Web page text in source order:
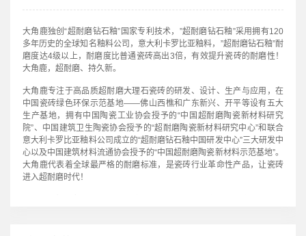
大角鹿独创“超耐磨钻石釉”国家专利技术，”超耐磨钻石釉”采用拥有120
多年历史的全球知名釉料公司，意大利卡罗比亚釉料，”超耐磨钻石釉”耐
磨度达4级以上，耐磨度比普通瓷砖高出3倍，有效提升瓷砖的耐磨性！
大角鹿，超耐磨、持久新。
大角鹿专注于高品质超耐磨大理石瓷砖的研发、设计、生产与应用，在
中国瓷砖绿色环保示范基地——佛山西樵和广东新兴、开平等设有五大
生产基地，拥有中国陶瓷工业协会授予的“中国超耐磨陶瓷新材料研究
院”、中国建筑卫生陶瓷协会授予的“超耐磨陶瓷新材料研究中心”和联合
意大利卡罗比亚釉料公司成立的“超耐磨钻石釉中国研发中心”三大研发中
心以及中国建筑材料流通协会授予的“中国超耐磨陶瓷新材料示范基地”。
大角鹿代表着全球最严格的耐磨标准，是瓷砖行业革命性产品，让瓷砖
进入超耐磨时代！